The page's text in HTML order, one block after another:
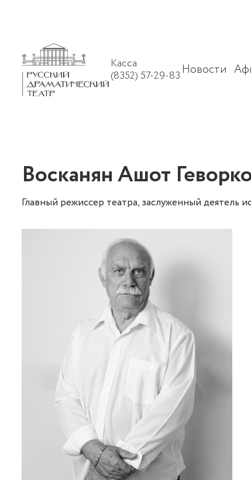
Касса
(8352) 57-29-83 Новости
Восканян Ашот
Главный режиссер театра, заслуженный деятель